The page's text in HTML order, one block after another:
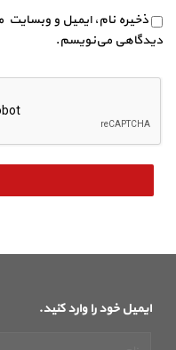
ذخیره نام، ایمیل و وبسایت
دیدگاهی می‌نویسم.
ایمیل خود را وارد کنید.